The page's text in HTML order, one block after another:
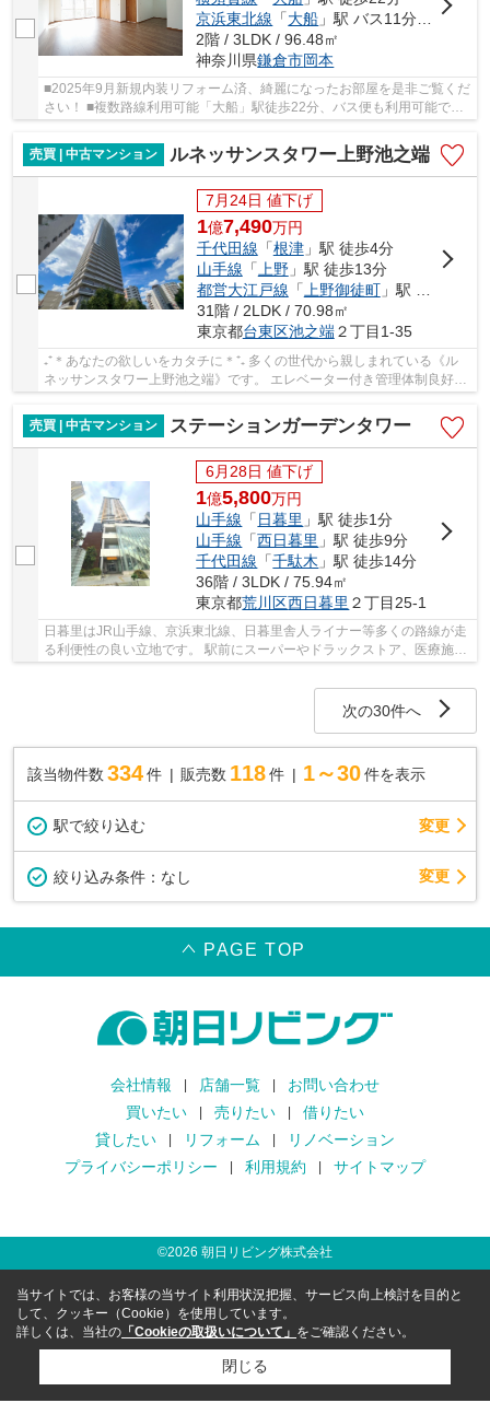
京浜東北線 「大船 」駅 バス11分 「ナスステンレス前」 停歩3分
2階 / 3LDK / 96.48㎡
神奈川県鎌倉市岡本
■2025年9月新規内装リフォーム済、綺麗になったお部屋を是非ご覧くだ
さい！ ■複数路線利用可能「大船」駅徒歩22分、バス便も利用可能で
す！ ■専有面積約96㎡、収納スペース多数あり！ ...
売買 | 中古マンション
ルネッサンスタワー上野池之端
7月24日 値下げ
1億7,490万円
千代田線 「根津」駅 徒歩4分
山手線 「 上野」駅 徒歩13分
都営大江戸線 「 上野御徒町」駅 徒歩14分
31階 / 2LDK / 70.98㎡
東京都台東区池之端２丁目1-35
₊⁺＊あなたの欲しいをカタチに＊⁺₊ 多くの世代から親しまれている《ル
ネッサンスタワー上野池之端》です。 エレベーター付き管理体制良好マ
ンション！ 周辺の住環境が整っているため、...
売買 | 中古マンション
ステーションガーデンタワー
6月28日 値下げ
1億5,800万円
山手線 「 日暮里 」駅 徒歩1分
山手線 「西日暮里 」駅 徒歩9分
千代田線 「千駄木 」駅 徒歩14分
36階 / 3LDK / 75.94㎡
東京都荒川区西日暮里 ２丁目25-1
日暮里はJR山手線、京浜東北線、日暮里舎人ライナー等多くの路線が走
る利便性の良い立地です。 駅前にスーパーやドラックストア、医療施設
次の30件へ
該当物件数 334件 販売数 118 件 1～30 件を表示
駅で絞り込む 変更
絞り込み条件： なし 変更
PAGE TOP
会社情報 店舗一覧
お問い合わせ
買いたい
売りたい
借りたい
貸したい
リフォーム
リノベーション
プライバシーポリシー
利用規約 サイトマップ
©2026 朝日リビング株式会社
当サイトでは、お客様の当サイト利用状況把握、サービス向上検討を目的と
して、クッキー（Cookie）を使用しています。
詳しくは、当社の 「Cookieの取扱いについて」 をご確認ください。
閉じる